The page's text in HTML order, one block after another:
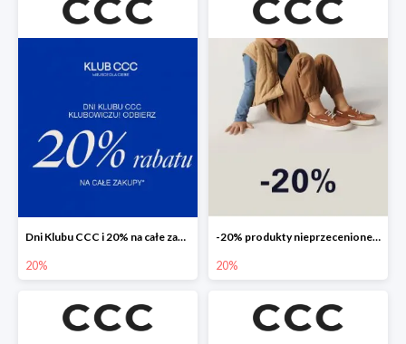
Dni Klubu CCC i 20% na całe zakupy
20%
-20% produkty nieprzecenione 🌼🌷
20%